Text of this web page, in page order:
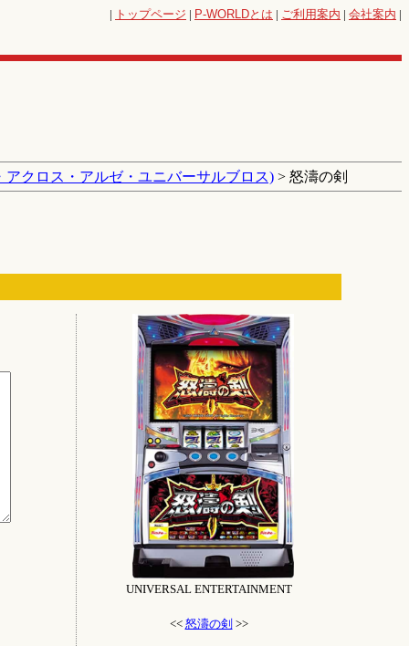
| トップページ | P-WORLDとは | ご利用案内 | 会社案内 |
クロス・アルゼ・ユニバーサルブロス) > 怒濤の剣
UNIVERSAL ENTERTAINMENT
<< 怒濤の剣 >>